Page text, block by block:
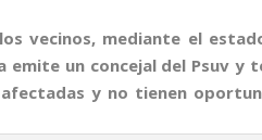
vecinos, mediante el
un concejal del Psuv y
y no tienen